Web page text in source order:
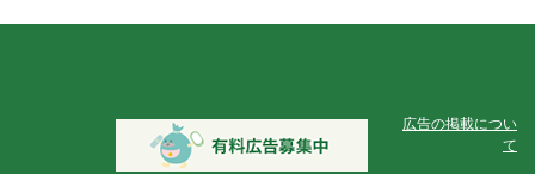
広告の掲載につい
て